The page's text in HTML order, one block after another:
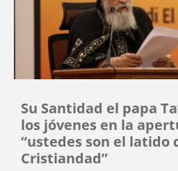
Su Santidad el papa
los jóvenes en la
“ustedes son el latido
Cristiandad”